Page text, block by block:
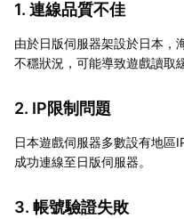
1. 連線品質不佳
由於日版伺服器架設於日本，
不穩狀況，可能導致遊戲讀取
2. IP限制問題
日本遊戲伺服器多數設有地區
成功連線至日版伺服器。
3. 帳號驗證失敗